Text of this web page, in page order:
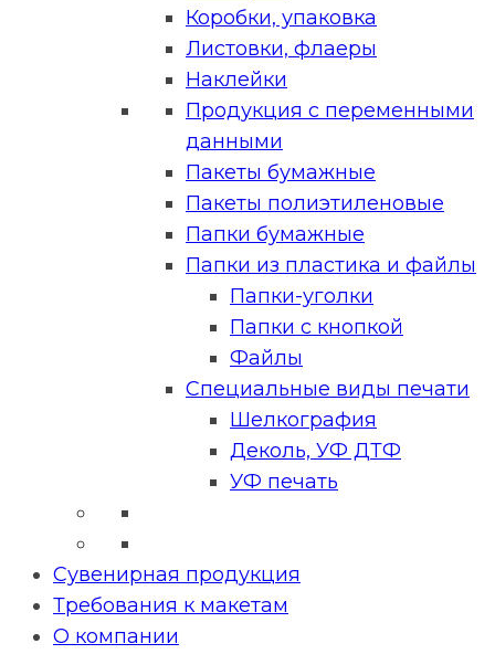
Коробки, упаковка
Листовки, флаеры
Наклейки
Продукция с переменными
данными
Пакеты бумажные
Пакеты полиэтиленовые
Папки бумажные
Папки из пластика и файлы
Папки-уголки
Папки с кнопкой
Файлы
Специальные виды печати
Шелкография
Деколь, УФ ДТФ
УФ печать
Сувенирная продукция
Требования к макетам
О компании